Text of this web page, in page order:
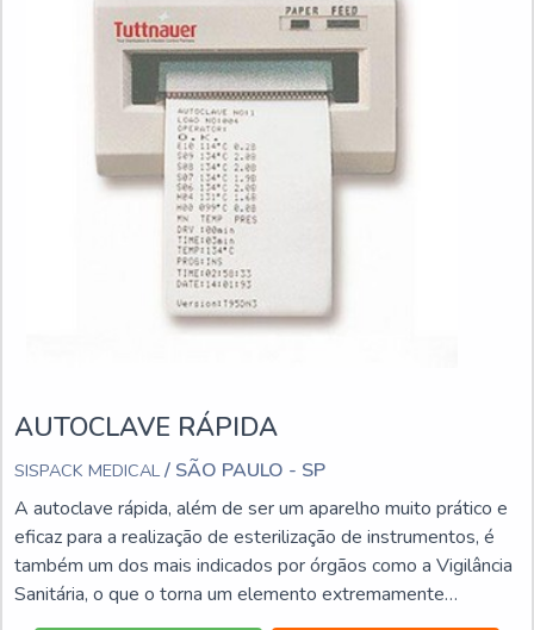
AUTOCLAVE RÁPIDA
SISPACK MEDICAL / SÃO PAULO - SP
A autoclave rápida, além de ser um aparelho muito prático e
eficaz para a realização de esterilização de instrumentos, é
também um dos mais indicados por órgãos como a Vigilância
Sanitária, o que o torna um elemento extremamente
confiável para ter um local longe do perigo de infecções.